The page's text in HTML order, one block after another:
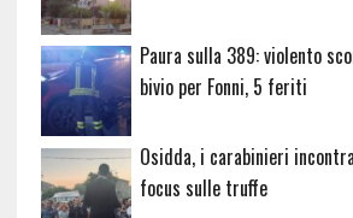
Paura sulla 389: violento
bivio per Fonni, 5 feriti
Osidda, i carabinieri
focus sulle truffe